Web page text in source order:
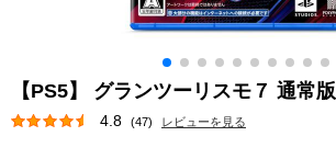
【PS5】 グランツーリスモ７ 通常版
4.8 (47) レビューを見る